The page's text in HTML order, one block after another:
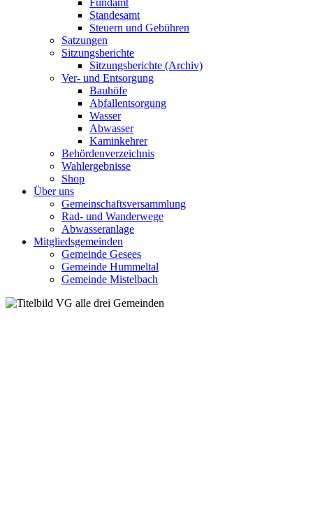
Fundamt
Standesamt
Steuern und Gebühren
Satzungen
Sitzungsberichte
Sitzungsberichte (Archiv)
Ver- und Entsorgung
Bauhöfe
Abfallentsorgung
Wasser
Abwasser
Kaminkehrer
Behördenverzeichnis
Wahlergebnisse
Shop
Über uns
Gemeinschaftsversammlung
Rad- und Wanderwege
Abwasseranlage
Mitgliedsgemeinden
Gemeinde Gesees
Gemeinde Hummeltal
Gemeinde Mistelbach